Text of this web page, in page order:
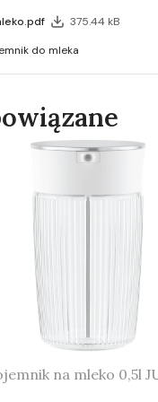
375.44 kB
do mleka
na mleko 0,5l